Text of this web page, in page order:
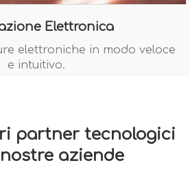
Elettronica
elettroniche in modo veloce
e intuitivo.
partner tecnologici
aziende